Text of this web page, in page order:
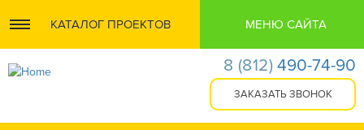
КАТАЛОГ ПРОЕКТОВ МЕНЮ САЙТА
8 (812) 490-74-90